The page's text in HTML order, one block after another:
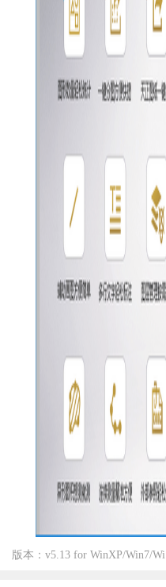
版本：v5.13 for WinXP/Win7/Wi